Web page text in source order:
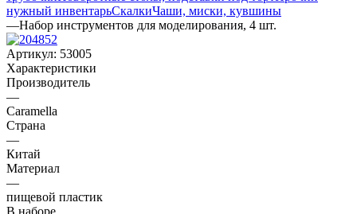
нужный инвентарьСкалкиЧаши, миски, кувшины
—Набор инструментов для моделирования, 4 шт.
Артикул: 53005
Характеристики
Производитель
—
Caramella
Страна
—
Китай
Материал
—
пищевой пластик
В наборе